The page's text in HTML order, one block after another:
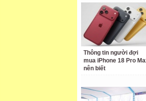
Thông tin người đợi
mua iPhone 18 Pro
nên biết